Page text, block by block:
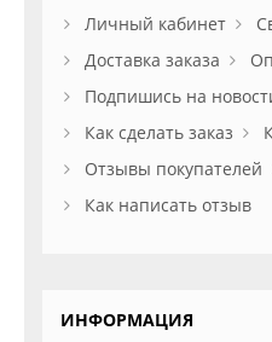
Личный кабинет
Доставка заказа
Подпишись на
Как сделать заказ
Отзывы покупателей
Как написать отзыв
ИНФОРМАЦИЯ